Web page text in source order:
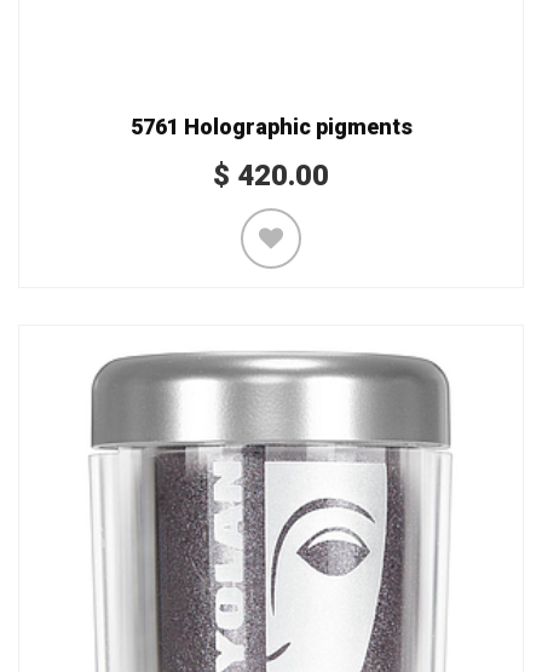
5761 Holographic pigments
$ 420.00